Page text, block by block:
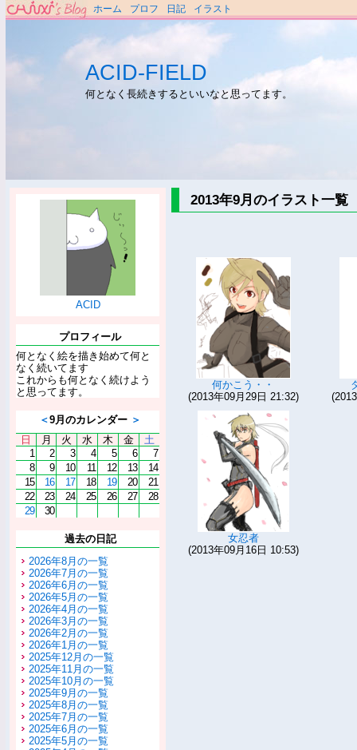
ホーム プロフ 日記 イラスト
ACID-FIELD
何となく長続きするといいなと思ってます。
ACID
プロフィール
何となく絵を描き始めて何と
なく続いてます
これからも何となく続けよう
と思ってます。
＜9月のカレンダー ＞
日
月 火 水 木 金
土
1
2 3 4 5 6
7
8
9 10 11 12 13
14
15
16 17 18 19 20
21
22
23 24 25 26 27
28
29
30
過去の日記
2026年8月の一覧
2026年7月の一覧
2026年6月の一覧
2026年5月の一覧
2026年4月の一覧
2026年3月の一覧
2026年2月の一覧
2026年1月の一覧
2025年12月の一覧
2025年11月の一覧
2025年10月の一覧
2025年9月の一覧
2025年8月の一覧
2025年7月の一覧
2025年6月の一覧
2025年5月の一覧
2013年9月のイラスト一覧
何かこう・・
(2013年09月29日 21:32)
女忍者
(2013年09月16日 10:53)